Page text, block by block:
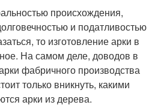
происхождения,
и податливостью
то изготовление арки в
На самом деле, доводов в
фабричного производства
только вникнуть, какими
арки из дерева.